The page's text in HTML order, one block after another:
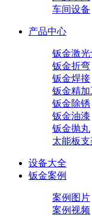
车间设备
产品中心
钣金激光
钣金折弯
钣金焊接
钣金精加
钣金除锈
钣金油漆
钣金抛丸
太能板支
设备大全
钣金案例
案例图片
案例视频